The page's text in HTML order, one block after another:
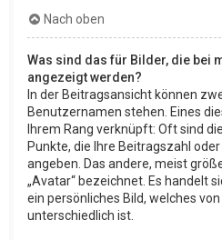
Nach oben
Was sind das für Bilder, die bei
angezeigt werden?
In der Beitragsansicht können
Benutzernamen stehen. Eines
Ihrem Rang verknüpft: Oft sind
Punkte, die Ihre Beitragszahl
angeben. Das andere, meist
„Avatar“ bezeichnet. Es handelt
ein persönliches Bild, welches
unterschiedlich ist.